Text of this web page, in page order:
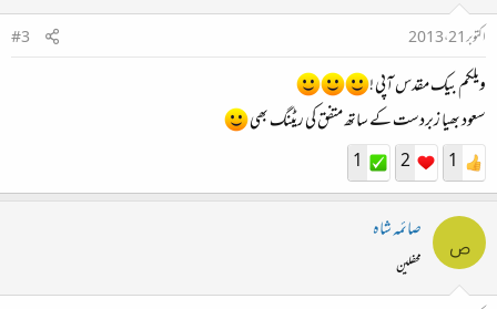
اکتوبر 21، 2013
#3
ویلکم بیک مقدس آپی !
سعود بھیا زبردست کے ساتھ متفق کی ریٹنگ بھی
1
2
1
ص صائمہ شاہ
محفلین